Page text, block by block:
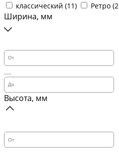
классический (11) Ретро (
Ширина, мм
Высота, мм